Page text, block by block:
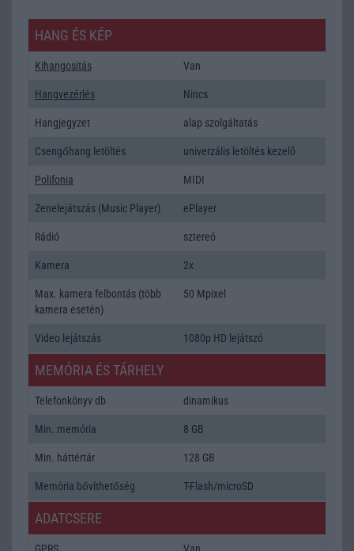
HANG ÉS KÉP
Kihangositás Van
Hangvezérlés Nincs
Hangjegyzet alap szolgáltatás
Csengőhang letöltés univerzális letöltés kezelõ
Polifonia MIDI
Zenelejátszás (Music Player) ePlayer
Rádió sztereó
Kamera 2x
Max. kamera felbontás (több
kamera esetén)
50 Mpixel
Video lejátszás 1080p HD lejátszó
MEMÓRIA ÉS TÁRHELY
Telefonkönyv db dinamikus
Min. memória 8 GB
Min. háttértár 128 GB
Memória bővíthetőség T-Flash/microSD
ADATCSERE
GPRS Van